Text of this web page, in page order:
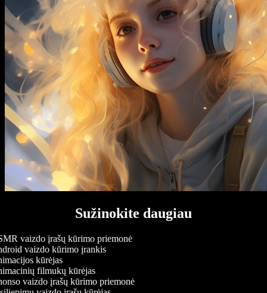
Sužinokite daugiau
vaizdo įrašų kūrimo priemonė
vaizdo kūrimo įrankis
kūrėjas
filmukų kūrėjas
vaizdo įrašų kūrimo priemonė